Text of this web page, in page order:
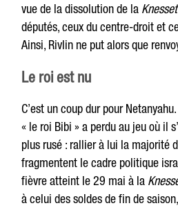
vue de la dissolution de la Knesset
députés, ceux du centre-droit et
Ainsi, Rivlin ne put alors que
Le roi est nu
C’est un coup dur pour
« le roi Bibi » a perdu au jeu où il
plus rusé : rallier à lui la majorité
fragmentent le cadre politique
fièvre atteint le 29 mai à la
à celui des soldes de fin de